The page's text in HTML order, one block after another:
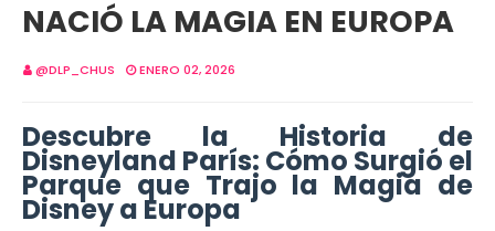
NACIÓ LA MAGIA EN EUROPA
@DLP_CHUS ENERO 02, 2026
Descubre la Historia de
Disneyland París: Cómo Surgió el
Parque que Trajo la Magia de
Disney a Europa